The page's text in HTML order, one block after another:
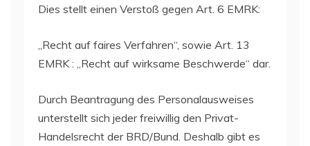
Dies stellt einen Verstoß gegen Art. 6 EMRK:
„Recht auf faires Verfahren“, sowie Art. 13
EMRK : „Recht auf wirksame Beschwerde“ dar.
Durch Beantragung des Personalausweises
unterstellt sich jeder freiwillig den Privat-
Handelsrecht der BRD/Bund. Deshalb gibt es